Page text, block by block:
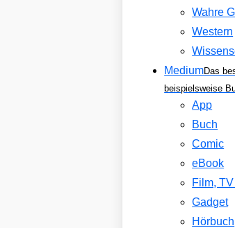
Wahre
Western
MediumDas
beispielsweise
App
Buch
Comic
eBook
Film,
Gadget
Hörbuch